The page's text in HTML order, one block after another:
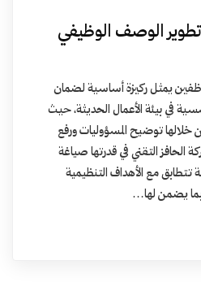
الوصف الوظيفي
يمثل ركيزة أساسية لضمان
في بيئة الأعمال الحديثة، حيث
خلالها توضيح المسؤوليات ورفع
الحافز التقني في قدرتها صياغة
مع الأهداف التنظيمية
بما يضمن لها…